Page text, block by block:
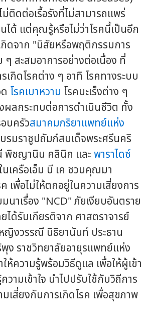
ม่ติดต่อเรื้อรังที่ไม่สามารถแพร่
ได้ แต่คุณรู้หรือไม่ว่าโรคนี้เป็นอีก
ดจาก "นิสัยหรือพฤติกรรมการ
สะสมอาการอย่างต่อเนื่อง ที่
เกิดโรคต่าง ๆ อาทิ โรคทางระบบ
โรคเบาหวาน โรคมะเร็งต่าง ๆ
ผลกระทบต่อการดำเนินชีวิต ทั้ง
บครัวสมาคมภริยาแพทย์แห่ง
รมราชูปถัมภ์สมเด็จพระศรีนคริ
พิชญานิน คลินิก และพาราไดซ์
เครือเอ็ม บี เค ชวนคุณมา
เพื่อไม่ให้ตกอยู่ในความเสี่ยงการ
นาเรื่อง "NCD" ภัยเงียบอันตราย
ได้รับเกียรติจาก ศาสตราจารย์
งวรรณี นิธิยานันท์ ประธาน
พุง ราชวิทยาลัยอายุรแพทย์แห่ง
ให้ความรู้พร้อมวิธีดูแล เพื่อให้ผู้เข้า
ามเข้าใจ นำไปปรับใช้กับวิถีการ
เสี่ยงกับการเกิดโรค เพื่อสุขภาพ